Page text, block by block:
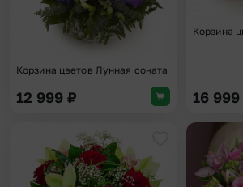
Корзина цветов Лунная соната
12 999 ₽
Корзина
16 999
Добавить в